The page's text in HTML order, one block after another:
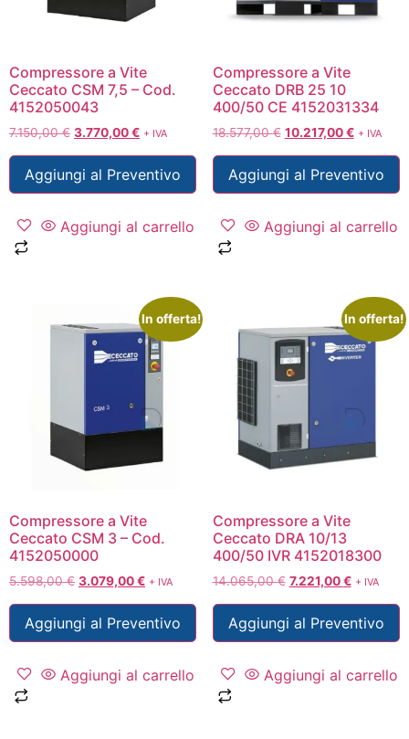
Compressore a Vite
Ceccato CSM 7,5 – Cod.
4152050043
7.150,00€ 3.770,00€ + IVA
Aggiungi al Preventivo
Aggiungi al carrello
Compressore a Vite
Ceccato DRB 25 10
400/50 CE 4152031334
18.577,00€ 10.217,00€ + IVA
Aggiungi al Preventivo
Aggiungi al carrello
In offerta!
Compressore a Vite
Ceccato CSM 3 – Cod.
4152050000
5.598,00€ 3.079,00€ + IVA
Aggiungi al Preventivo
Aggiungi al carrello
In offerta!
Compressore a Vite
Ceccato DRA 10/13
400/50 IVR 4152018300
14.065,00€ 7.221,00€ + IVA
Aggiungi al Preventivo
Aggiungi al carrello